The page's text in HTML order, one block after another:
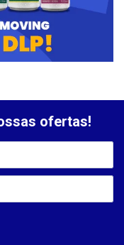
ofertas!